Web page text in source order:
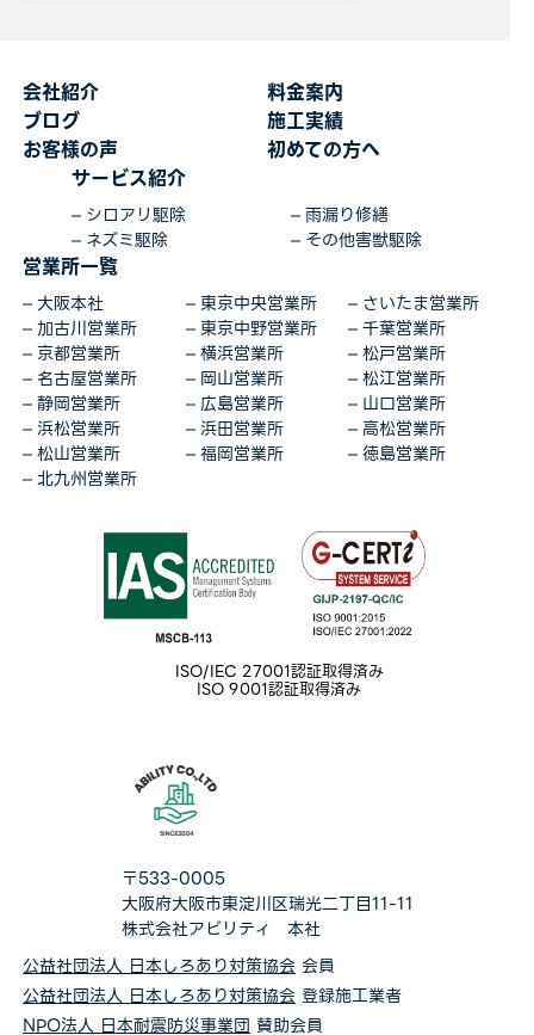
会社紹介
料金案内
ブログ
施工実績
お客様の声
初めての方へ
サービス紹介
シロアリ駆除
雨漏り修繕
ネズミ駆除
その他害獣駆除
営業所一覧
大阪本社 東京中央営業所
さいたま営業所
加古川営業所
東京中野営業所
千葉営業所
京都営業所
横浜営業所
松戸営業所
名古屋営業所
岡山営業所
松江営業所
静岡営業所
広島営業所
山口営業所
浜松営業所
浜田営業所
高松営業所
松山営業所
福岡営業所
徳島営業所
北九州営業所
ISO/IEC 27001認証取得済み
ISO 9001認証取得済み
〒533-0005
大阪府大阪市東淀川区瑞光二丁目11-11
株式会社アビリティ 本社
公益社団法人 日本しろあり対策協会 会員
公益社団法人 日本しろあり対策協会 登録施工業者
NPO法人 日本耐震防災事業団 賛助会員